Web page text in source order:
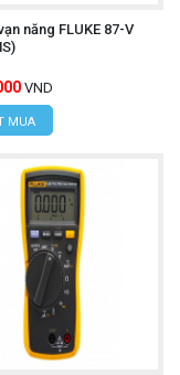
năng FLUKE 87-V
VND
MUA